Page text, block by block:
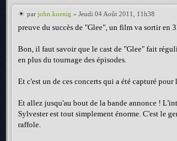
par john.koenig » Jeudi 04 Août 2011, 11h38
preuve du succès de "Glee", un film va sortir en
Bon, il faut savoir que le cast de "Glee" fait
en plus du tournage des épisodes.
Et c'est un de ces concerts qui a été capturé pour
Et allez jusqu'au bout de la bande annonce !
Sylvester est tout simplement énorme. C'est le
raffole.